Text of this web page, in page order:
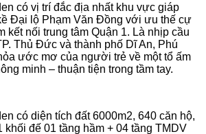
có vị trí đắc địa nhất khu vực giáp
Đại lộ Phạm Văn Đồng với ưu thế cự
kết nối trung tâm Quận 1. Là nhịp cầu
Thủ Đức và thành phố Dĩ An, Phú
ước mơ của người trẻ về một tổ ấm
minh – thuận tiện trong tầm tay.
có diện tích đất 6000m2, 640 căn hộ,
khối đế 01 tầng hầm + 04 tầng TMDV